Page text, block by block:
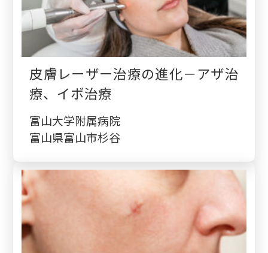
皮膚レーザー治療の進化－アザ治
療、イボ治療
富山大学附属病院
富山県富山市杉谷